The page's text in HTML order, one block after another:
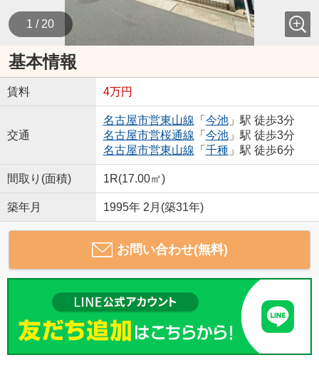
1 / 20
基本情報
賃料 4万円
交通
名古屋市営東山線 「 今池」駅 徒歩3分
名古屋市営桜通線 「 今池」駅 徒歩3分
名古屋市営東山線 「 千種」駅 徒歩6分
間取り(面積) 1R(17.00㎡)
築年月 1995年 2月(築31年)
お問い合わせ(無料)